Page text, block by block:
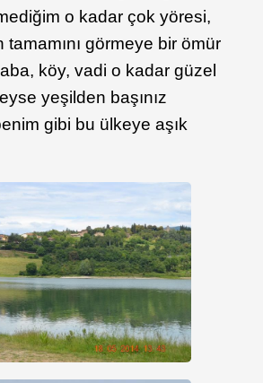
o kadar çok yöresi,
tamamını görmeye bir ömür
köy, vadi o kadar güzel
yeşilden başınız
gibi bu ülkeye aşık